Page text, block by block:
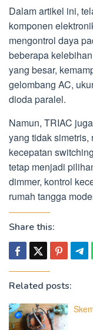
Dalam artikel ini,
komponen
mengontrol daya
beberapa
yang besar,
gelombang AC,
dioda paralel.
Namun, TRIAC
yang tidak simetris,
kecepatan
tetap menjadi
dimmer, kontrol
rumah tangga
Share this:
Related posts: